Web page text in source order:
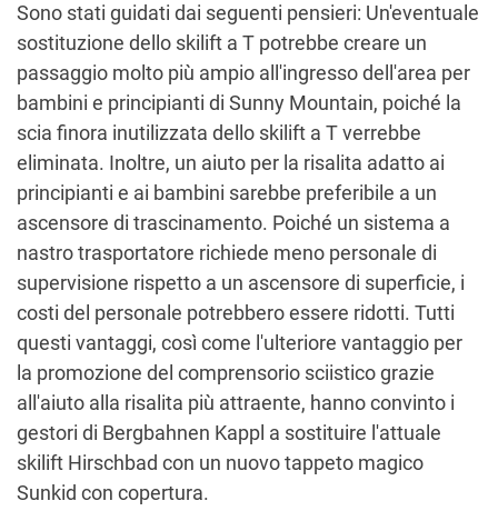
Sono stati guidati dai seguenti pensieri: Un'eventuale
sostituzione dello skilift a T potrebbe creare un
passaggio molto più ampio all'ingresso dell'area per
bambini e principianti di Sunny Mountain, poiché la
scia finora inutilizzata dello skilift a T verrebbe
eliminata. Inoltre, un aiuto per la risalita adatto ai
principianti e ai bambini sarebbe preferibile a un
ascensore di trascinamento. Poiché un sistema a
nastro trasportatore richiede meno personale di
supervisione rispetto a un ascensore di superficie, i
costi del personale potrebbero essere ridotti. Tutti
questi vantaggi, così come l'ulteriore vantaggio per
la promozione del comprensorio sciistico grazie
all'aiuto alla risalita più attraente, hanno convinto i
gestori di Bergbahnen Kappl a sostituire l'attuale
skilift Hirschbad con un nuovo tappeto magico
Sunkid con copertura.